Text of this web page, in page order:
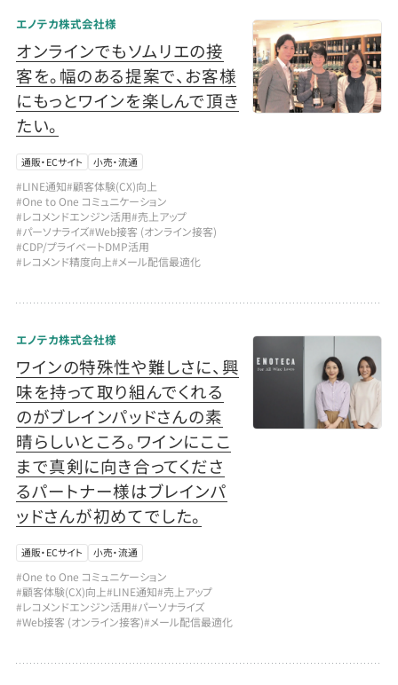
エノテカ株式会社様
オンラインでもソムリエの接
客を。幅のある提案で、お客様
にもっとワインを楽しんで頂き
たい。
通販・ECサイト 小売・流通
#LINE通知#顧客体験(CX)向上
#One to One コミュニケーション
#レコメンドエンジン活用#売上アップ
#パーソナライズ#Web接客 (オンライン接客)
#CDP/プライベートDMP活用
#レコメンド精度向上#メール配信最適化
エノテカ株式会社様
ワインの特殊性や難しさに、興
味を持って取り組んでくれる
のがブレインパッドさんの素
晴らしいところ。ワインにここ
まで真剣に向き合ってくださ
るパートナー様はブレインパ
ッドさんが初めてでした。
通販・ECサイト 小売・流通
#One to One コミュニケーション
#顧客体験(CX)向上#LINE通知#売上アップ
#レコメンドエンジン活用#パーソナライズ
#Web接客 (オンライン接客)#メール配信最適化